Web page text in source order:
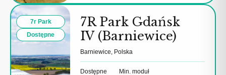
7r Park
Dostępne
7R Park Gdańsk
IV (Barniewice)
Barniewice, Polska
Dostępne Min. moduł